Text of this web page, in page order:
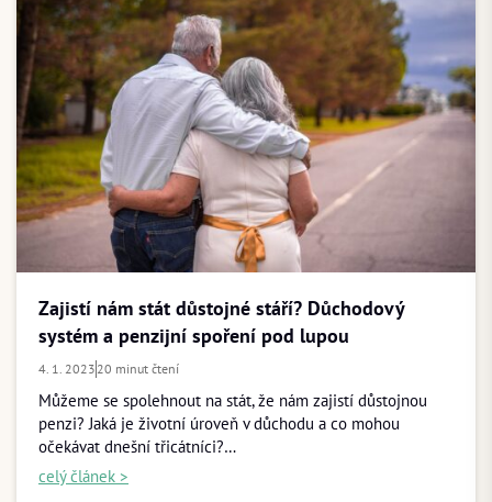
Zajistí nám stát důstojné stáří? Důchodový
systém a penzijní spoření pod lupou
4. 1. 2023 20 minut čtení
Můžeme se spolehnout na stát, že nám zajistí důstojnou
penzi? Jaká je životní úroveň v důchodu a co mohou
očekávat dnešní třicátníci?…
celý článek >